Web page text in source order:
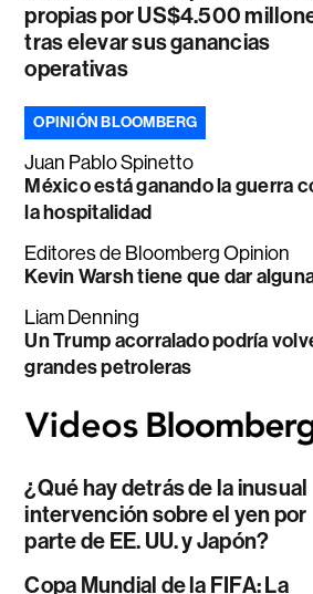
propias por US$4.500
tras elevar sus ganancias
operativas
OPINIÓN BLOOMBERG
Juan Pablo Spinetto
México está ganando la guerra
la hospitalidad
Editores de Bloomberg Opinion
Kevin Warsh tiene que dar
Liam Denning
Un Trump acorralado podría
grandes petroleras
¿Qué hay detrás de la inusual
intervención sobre el yen por
parte de EE. UU. y Japón?
Copa Mundial de la FIFA: La